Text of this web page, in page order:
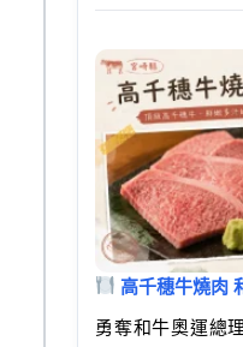
高千穗牛燒肉
勇奪和牛奧運總